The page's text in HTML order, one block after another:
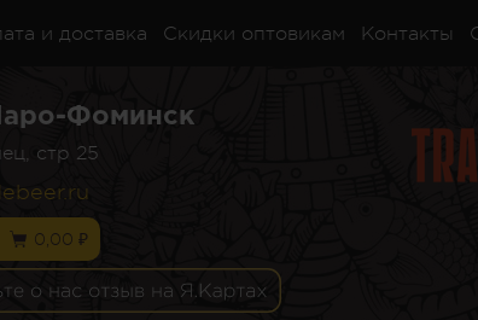
и доставка Скидки оптовикам Контакты
Фоминск
стр 25
0,00 ₽